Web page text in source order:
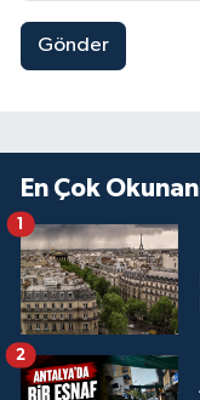
Gönder
En Çok
1
2